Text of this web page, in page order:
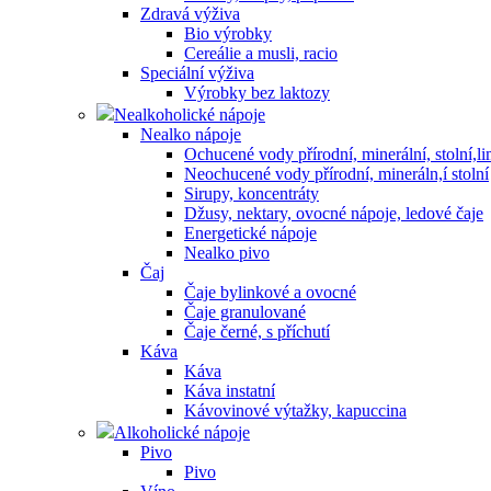
Zdravá výživa
Bio výrobky
Cereálie a musli, racio
Speciální výživa
Výrobky bez laktozy
Nealkoholické nápoje
Nealko nápoje
Ochucené vody přírodní, minerální,
Neochucené vody přírodní, mineráln,í stolní
Sirupy, koncentráty
Džusy, nektary, ovocné nápoje, ledové čaje
Energetické nápoje
Nealko pivo
Čaj
Čaje bylinkové a ovocné
Čaje granulované
Čaje černé, s příchutí
Káva
Káva
Káva instatní
Kávovinové výtažky, kapuccina
Alkoholické nápoje
Pivo
Pivo